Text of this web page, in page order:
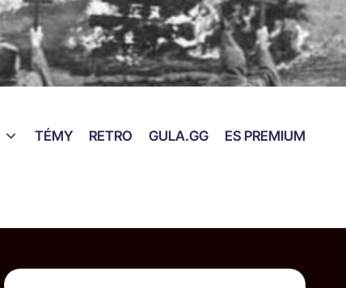
TÉMY RETRO GULA.GG ES PREMIUM